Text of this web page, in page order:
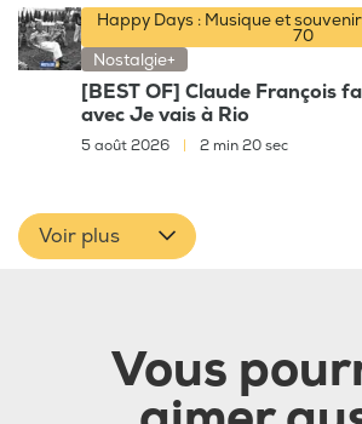
Happy Days : Musique et
70
Nostalgie+
[BEST OF] Claude François
avec Je vais à Rio
5 août 2026 2 min 20 sec
Voir plus
Vous